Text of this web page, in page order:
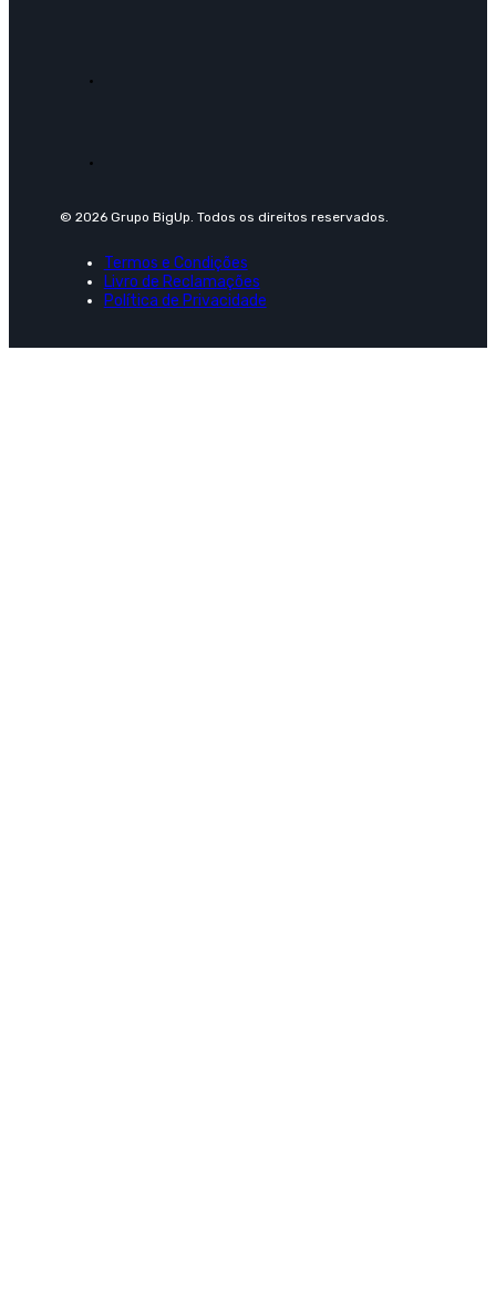
© 2026 Grupo BigUp. Todos os direitos reservados.
Termos e Condições
Livro de Reclamações
Política de Privacidade